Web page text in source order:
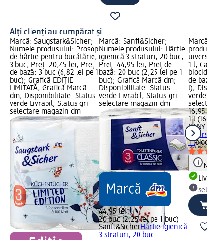
Alți clienți au cumpărat și
Marcă: Saugstark&Sicher;
Numele produsului: Prosop
de hârtie pentru bucătărie,
3 buc; Preț: 20,45 lei; Preț
de bază: 3 buc (6,82 lei pe 1
buc); Grafică EDIȚIE
LIMITATĂ, Grafică Marcă
dm; Disponibilitate: Status
verde Livrabil, Status gri
selectare magazin dm
Marcă: Sanft&Sicher;
Numele produsului: Hârtie
igienică 3 straturi, 20 buc;
Preț: 44,95 lei; Preț de
bază: 20 buc (2,25 lei pe 1
buc); Grafică Marcă dm;
Disponibilitate: Status
verde Livrabil, Status gri
selectare magazin dm
44,95 lei
20 buc (2,25 lei pe 1 buc)
Sanft&SicherHârtie igienică
3 straturi, 20 buc
Marcă:
uiversal
1 l;
biocid;
de bază:
l);
verde
16,95 lei
1 l
SANYTOL
1 lbiocid
Notă